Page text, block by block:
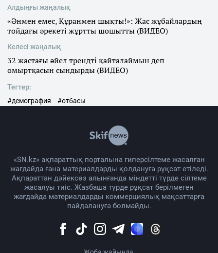
Алдыңғы жаңалық
«Әнмен емес, Құранмен шықты!»: Жас жұбайлардың
тойдағы әрекеті жұртты шошытты (ВИДЕО)
Келесі жаңалық
32 жастағы әйел трендті қайталаймын деп
омыртқасын сындырды (ВИДЕО)
Тегтер:
#демография #отбасы
«SN.kz» ақпараттық порталына гиперсілтеме жасалған
жағдайда ғана материалдарды қолдануға рұқсат етіледі.
Ақпараттан дәйексөз алынғанда міндетті түрде сілтеме
жасалуы тиіс. Жазбаша түрде рұқсат берілмеген
жағдайда материалдарды коммерциялық мақсаттарға
пайдалануға болмайды.